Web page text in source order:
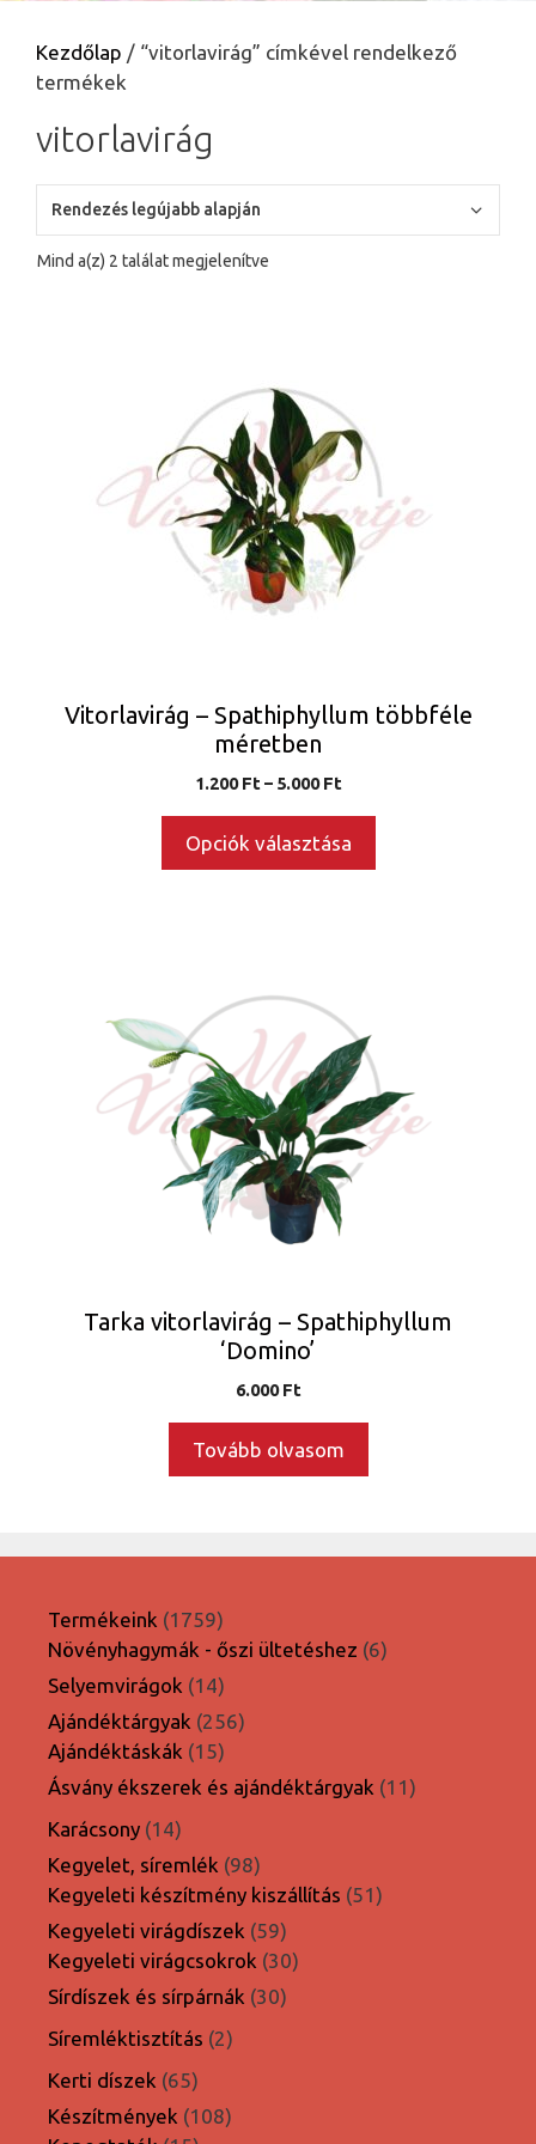
Kezdőlap / “vitorlavirág” címkével rendelkező
termékek
vitorlavirág
Mind a(z) 2 találat megjelenítve
Vitorlavirág – Spathiphyllum többféle
méretben
1.200Ft – 5.000FtÁrtartomány:
5.000 Ft
Opciók választása
Tarka vitorlavirág – Spathiphyllum
‘Domino’
6.000Ft
Tovább olvasom
Termékeink 17591759
termék
Növényhagymák - őszi ültetéshez 66
Selyemvirágok 1414
termék
Ajándéktárgyak 256256
Ajándéktáskák 1515
termék
Ásvány ékszerek és ajándéktárgyak 1111
Karácsony 1414
termék
Kegyelet, síremlék 9898
termék
Kegyeleti készítmény kiszállítás 5151
Kegyeleti virágdíszek 5959
termék
Kegyeleti virágcsokrok 3030
Sírdíszek és sírpárnák 3030
Síremléktisztítás 22
Kerti díszek 6565
termék
Készítmények 108108